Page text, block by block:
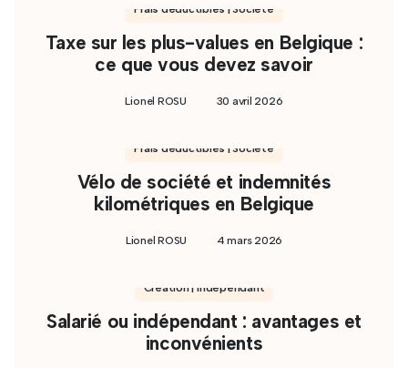
Frais déductibles | Société
Taxe sur les plus-values en Belgique :
ce que vous devez savoir
Lionel ROSU 30 avril 2026
Frais déductibles | Société
Vélo de société et indemnités
kilométriques en Belgique
Lionel ROSU 4 mars 2026
Création | Indépendant
Salarié ou indépendant : avantages et
inconvénients